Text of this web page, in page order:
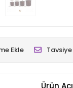
Ekle Tavsiye
Ürün